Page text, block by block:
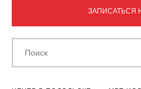
ЗАПИСАТЬСЯ